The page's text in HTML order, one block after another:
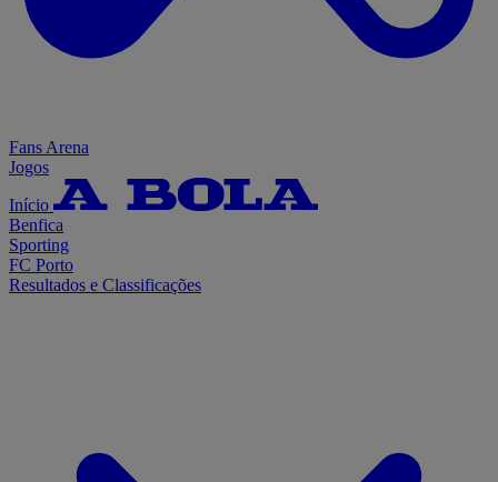
Fans Arena
Jogos
Início
Benfica
Sporting
FC Porto
Resultados e Classificações